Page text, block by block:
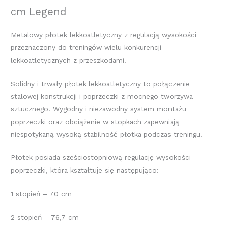
cm Legend
Metalowy płotek lekkoatletyczny z regulacją wysokości
przeznaczony do treningów wielu konkurencji
lekkoatletycznych z przeszkodami.
Solidny i trwały płotek lekkoatletyczny to połączenie
stalowej konstrukcji i poprzeczki z mocnego tworzywa
sztucznego. Wygodny i niezawodny system montażu
poprzeczki oraz obciążenie w stopkach zapewniają
niespotykaną wysoką stabilność płotka podczas treningu.
Płotek posiada sześciostopniową regulację wysokości
poprzeczki, która kształtuje się następująco:
1 stopień – 70 cm
2 stopień – 76,7 cm